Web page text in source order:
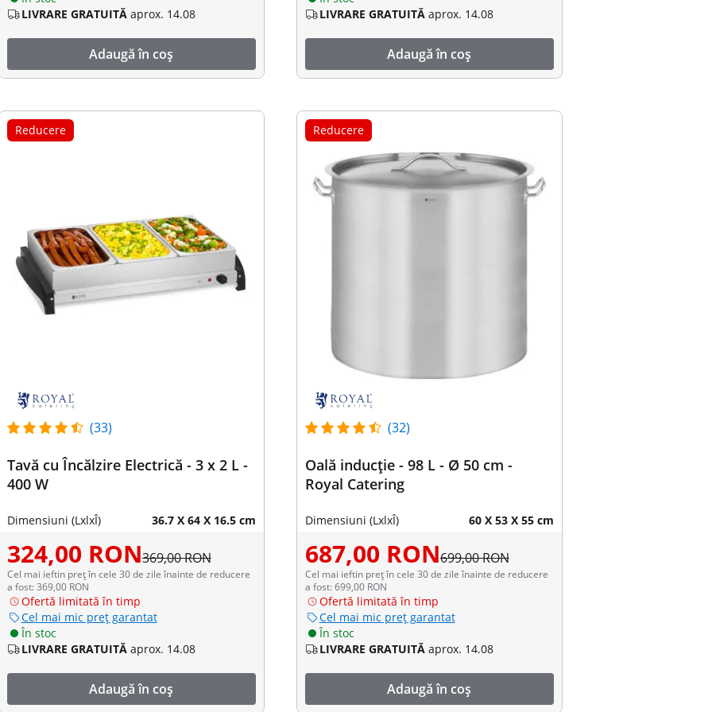
LIVRARE GRATUITĂ aprox. 14.08
Adaugă în coș
LIVRARE GRATUITĂ aprox. 14.08
Adaugă în coș
Reducere
(33)
Tavă cu Încălzire Electrică - 3 x 2 L -
400 W
Dimensiuni (LxlxÎ) 36.7 X 64 X 16.5 cm
324,00 RON369,00 RON
Cel mai ieftin preț în cele 30 de zile înainte de reducere
a fost: 369,00 RON
Ofertă limitată în timp
Cel mai mic preț garantat
În stoc
LIVRARE GRATUITĂ aprox. 14.08
Adaugă în coș
Reducere
(32)
Oală inducție - 98 L - Ø 50 cm -
Royal Catering
Dimensiuni (LxlxÎ) 60 X 53 X 55 cm
687,00 RON699,00 RON
Cel mai ieftin preț în cele 30 de zile înainte de reducere
a fost: 699,00 RON
Ofertă limitată în timp
Cel mai mic preț garantat
În stoc
LIVRARE GRATUITĂ aprox. 14.08
Adaugă în coș